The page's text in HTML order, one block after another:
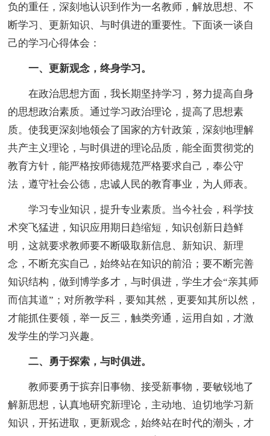
负的重任，深刻地认识到作为一名教师，解放思想、不
断学习、更新知识、与时俱进的重要性。下面谈一谈自
己的学习心得体会：
一、更新观念，终身学习。
在政治思想方面，我长期坚持学习，努力提高自身
的思想政治素质。通过学习政治理论，提高了思想素
质。使我更深刻地领会了国家的方针政策，深刻地理解
共产主义理论，与时俱进的理论品质，能全面贯彻党的
教育方针，能严格按师德规范严格要求自己，奉公守
法，遵守社会公德，忠诚人民的教育事业，为人师表。
学习专业知识，提升专业素质。当今社会，科学技
术突飞猛进，知识应用期日趋缩短，知识创新日趋鲜
明，这就要求教师要不断吸取新信息、新知识、新理
念，不断充实自己，始终站在知识的前沿；要不断完善
知识结构，做到博学多才，与时俱进，学生才会“亲其师
而信其道”；对所教学科，要知其然，更要知其所以然，
才能抓住要领，举一反三，触类旁通，运用自如，才激
发学生的学习兴趣。
二、勇于探索，与时俱进。
教师要勇于摈弃旧事物、接受新事物，要敏锐地了
解新思想，认真地研究新理论，主动地、迫切地学习新
知识，开拓进取，更新观念，始终站在时代的潮头，才